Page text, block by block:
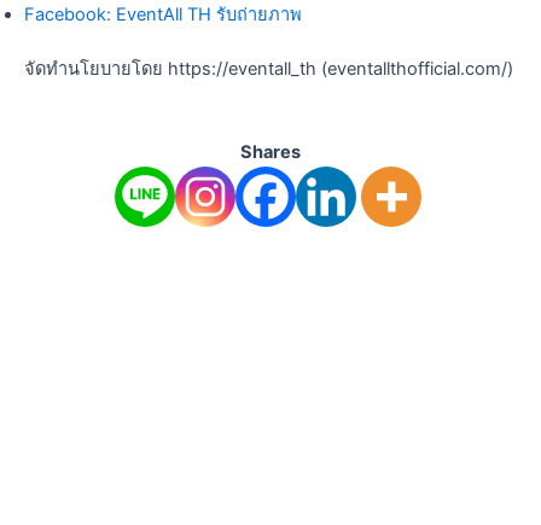
Facebook: EventAll TH รับถ่ายภาพ
จัดทำนโยบายโดย https://eventall_th (eventallthofficial.com/)
Shares